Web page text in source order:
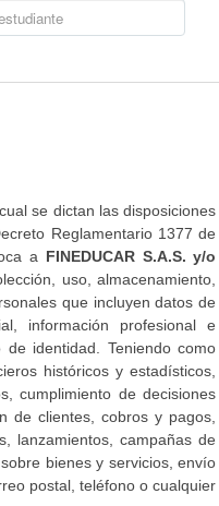
se dictan las disposiciones
Reglamentario 1377 de
a FINEDUCAR S.A.S. y/o
uso, almacenamiento,
que incluyen datos de
información profesional e
identidad. Teniendo como
históricos y estadísticos,
cumplimiento de decisiones
de clientes, cobros y pagos,
lanzamientos, campañas de
bienes y servicios, envío
postal, teléfono o cualquier